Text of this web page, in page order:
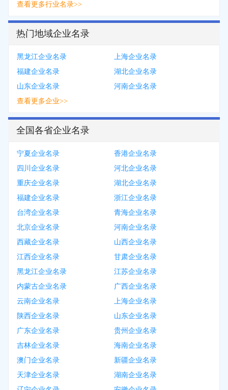
查看更多行业名录>>
热门地域企业名录
黑龙江企业名录
上海企业名录
福建企业名录
湖北企业名录
山东企业名录
河南企业名录
查看更多企业>>
全国各省企业名录
宁夏企业名录
香港企业名录
四川企业名录
河北企业名录
重庆企业名录
湖北企业名录
福建企业名录
浙江企业名录
台湾企业名录
青海企业名录
北京企业名录
河南企业名录
西藏企业名录
山西企业名录
江西企业名录
甘肃企业名录
黑龙江企业名录
江苏企业名录
内蒙古企业名录
广西企业名录
云南企业名录
上海企业名录
陕西企业名录
山东企业名录
广东企业名录
贵州企业名录
吉林企业名录
海南企业名录
澳门企业名录
新疆企业名录
天津企业名录
湖南企业名录